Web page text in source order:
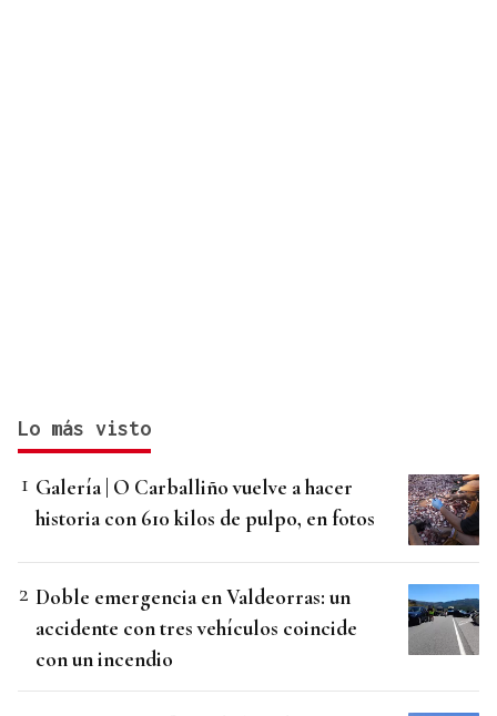
Lo más visto
Galería | O Carballiño vuelve a hacer
historia con 610 kilos de pulpo, en fotos
Doble emergencia en Valdeorras: un
accidente con tres vehículos coincide
con un incendio